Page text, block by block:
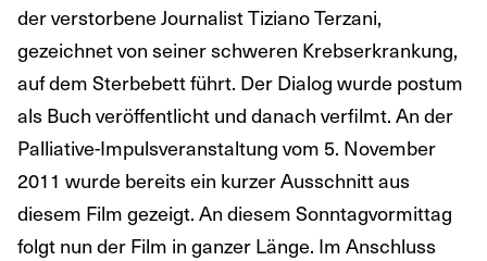
der verstorbene Journalist Tiziano Terzani,
gezeichnet von seiner schweren Krebserkrankung,
auf dem Sterbebett führt. Der Dialog wurde postum
als Buch veröffentlicht und danach verfilmt. An der
Palliative-Impulsveranstaltung vom 5. November
2011 wurde bereits ein kurzer Ausschnitt aus
diesem Film gezeigt. An diesem Sonntagvormittag
folgt nun der Film in ganzer Länge. Im Anschluss